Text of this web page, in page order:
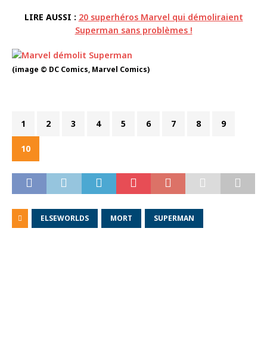
LIRE AUSSI : 20 superhéros Marvel qui démoliraient
Superman sans problèmes !
(image © DC Comics, Marvel Comics)
1 2 3 4 5 6 7 8 9
10
ELSEWORLDS MORT SUPERMAN